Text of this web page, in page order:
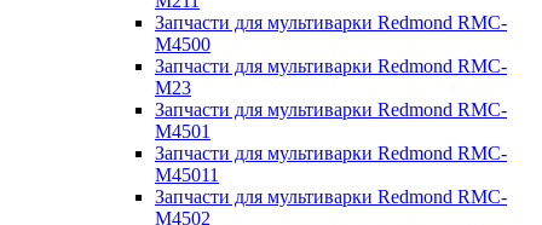
Запчасти для мультиварки Redmond RMC-
M4500
Запчасти для мультиварки Redmond RMC-
M23
Запчасти для мультиварки Redmond RMC-
M4501
Запчасти для мультиварки Redmond RMC-
M45011
Запчасти для мультиварки Redmond RMC-
M4502